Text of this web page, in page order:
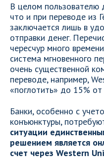
В целом пользователю
что и при переводе из
заключается лишь в
отправки денег.
чересчур много
система мгновенного
очень существенной
переводе, например,
«поглотить» до 15%
Банки, особенно с
конъюнктуры,
ситуации
решением является
счет через Western